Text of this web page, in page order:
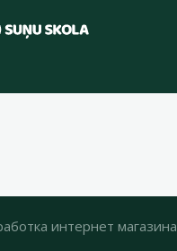
интернет магазина